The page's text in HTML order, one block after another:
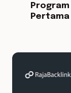
Pertama